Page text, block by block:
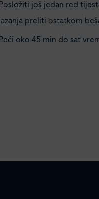
Posložiti još jedan red
lazanja preliti ostatkom
Peći oko 45 min do sat